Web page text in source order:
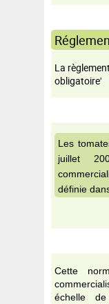
La
obligatoire'
Les
juillet
définie
Cette
échelle